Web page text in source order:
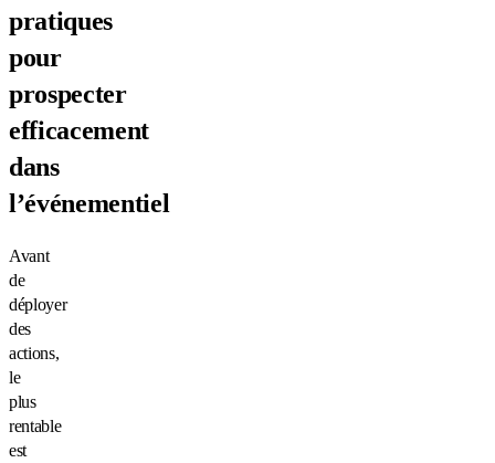
pratiques
pour
prospecter
efficacement
dans
l’événementiel
Avant
de
déployer
des
actions,
le
plus
rentable
est